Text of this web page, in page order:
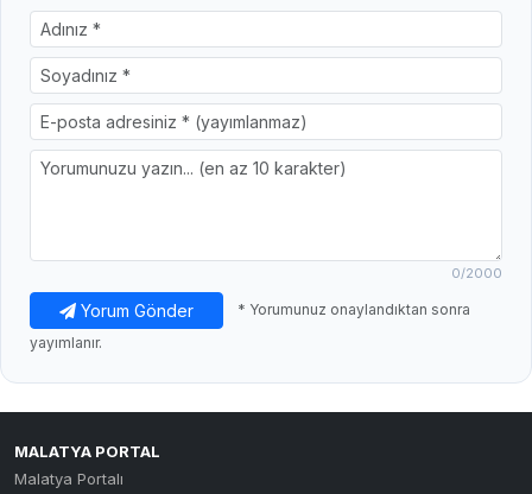
0/2000
Yorum Gönder
* Yorumunuz onaylandıktan sonra
yayımlanır.
MALATYA PORTAL
Malatya Portalı